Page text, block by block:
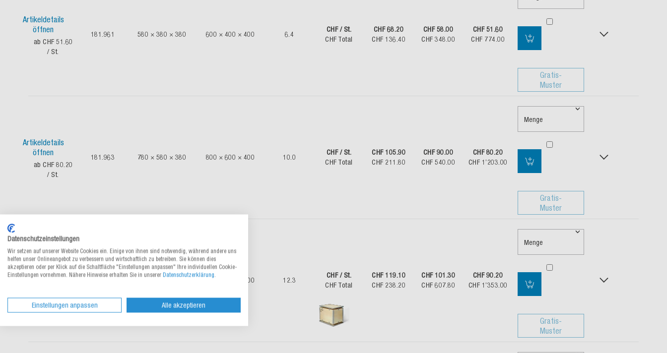
Artikeldetails
öffnen
ab CHF 51.60
/ St.
181.961 580 × 380 × 380 600 × 400 × 400 6.4
CHF / St.
CHF Total
CHF 68.20
CHF 136.40
CHF 58.00
CHF 348.00
CHF 51.60
CHF 774.00
Gratis-
Muster
Artikeldetails
öffnen
ab CHF 80.20
/ St.
181.963 780 × 580 × 380 800 × 600 × 400 10.0
CHF / St.
CHF Total
CHF 105.90
CHF 211.80
CHF 90.00
CHF 540.00
CHF 80.20
CHF 1’203.00
Menge
Gratis-
Muster
Artikeldetails
öffnen
/ St.
800 × 600 × 600 12.3
CHF / St.
CHF Total
CHF 119.10
CHF 238.20
CHF 101.30
CHF 607.80
CHF 90.20
CHF 1’353.00
Menge
Gratis-
Muster
Datenschutzeinstellungen
Wir setzen auf unserer Website Cookies ein. Einige von ihnen sind notwendig, während andere uns
helfen unser Onlineangebot zu verbessern und wirtschaftlich zu betreiben. Sie können dies
akzeptieren oder per Klick auf die Schaltfläche "Einstellungen anpassen" Ihre individuellen Cookie-
Einstellungen vornehmen. Nähere Hinweise erhalten Sie in unserer Datenschutzerklärung.
Einstellungen anpassen Alle akzeptieren